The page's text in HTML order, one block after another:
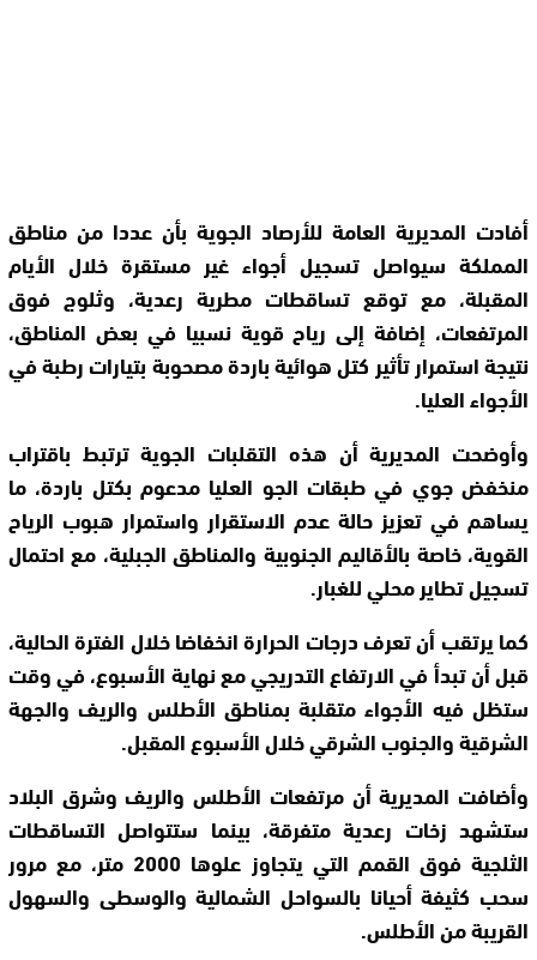
أفادت المديرية العامة للأرصاد الجوية بأن عددا من مناطق
المملكة سيواصل تسجيل أجواء غير مستقرة خلال الأيام
المقبلة، مع توقع تساقطات مطرية رعدية، وثلوج فوق
المرتفعات، إضافة إلى رياح قوية نسبيا في بعض المناطق،
نتيجة استمرار تأثير كتل هوائية باردة مصحوبة بتيارات رطبة في
الأجواء العليا.
وأوضحت المديرية أن هذه التقلبات الجوية ترتبط باقتراب
منخفض جوي في طبقات الجو العليا مدعوم بكتل باردة، ما
يساهم في تعزيز حالة عدم الاستقرار واستمرار هبوب الرياح
القوية، خاصة بالأقاليم الجنوبية والمناطق الجبلية، مع احتمال
تسجيل تطاير محلي للغبار.
كما يرتقب أن تعرف درجات الحرارة انخفاضا خلال الفترة الحالية،
قبل أن تبدأ في الارتفاع التدريجي مع نهاية الأسبوع، في وقت
ستظل فيه الأجواء متقلبة بمناطق الأطلس والريف والجهة
الشرقية والجنوب الشرقي خلال الأسبوع المقبل.
وأضافت المديرية أن مرتفعات الأطلس والريف وشرق البلاد
ستشهد زخات رعدية متفرقة، بينما ستتواصل التساقطات
الثلجية فوق القمم التي يتجاوز علوها 2000 متر، مع مرور
سحب كثيفة أحيانا بالسواحل الشمالية والوسطى والسهول
القريبة من الأطلس.